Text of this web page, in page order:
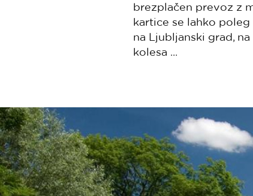
brezplačen prevoz z
kartice se lahko
na Ljubljanski grad,
kolesa ...